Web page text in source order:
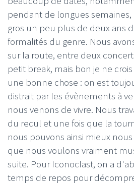
pendant de longues semaines,
gros un peu plus de deux ans
formalités du genre. Nous
sur la route, entre deux
petit break, mais bon je ne
une bonne chose : on est
distrait par les évènements à
nous venons de vivre. Nous
du recul et une fois que la
nous pouvons ainsi mieux
que nous voulons vraiment
suite. Pour Iconoclast, on a
temps de repos pour